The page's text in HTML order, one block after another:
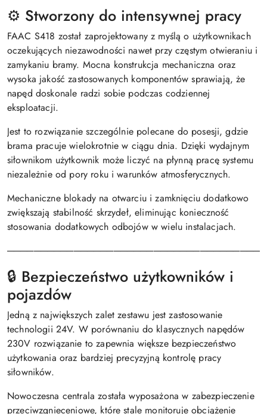
⚙️ Stworzony do intensywnej pracy
FAAC S418 został zaprojektowany z myślą o użytkownikach
oczekujących niezawodności nawet przy częstym otwieraniu i
zamykaniu bramy. Mocna konstrukcja mechaniczna oraz
wysoka jakość zastosowanych komponentów sprawiają, że
napęd doskonale radzi sobie podczas codziennej
eksploatacji.
Jest to rozwiązanie szczególnie polecane do posesji, gdzie
brama pracuje wielokrotnie w ciągu dnia. Dzięki wydajnym
siłownikom użytkownik może liczyć na płynną pracę systemu
niezależnie od pory roku i warunków atmosferycznych.
Mechaniczne blokady na otwarciu i zamknięciu dodatkowo
zwiększają stabilność skrzydeł, eliminując konieczność
stosowania dodatkowych odbojów w wielu instalacjach.
🔒 Bezpieczeństwo użytkowników i
pojazdów
Jedną z największych zalet zestawu jest zastosowanie
technologii 24V. W porównaniu do klasycznych napędów
230V rozwiązanie to zapewnia większe bezpieczeństwo
użytkowania oraz bardziej precyzyjną kontrolę pracy
siłowników.
Nowoczesna centrala została wyposażona w zabezpieczenie
przeciwzgnieceniowe, które stale monitoruje obciążenie